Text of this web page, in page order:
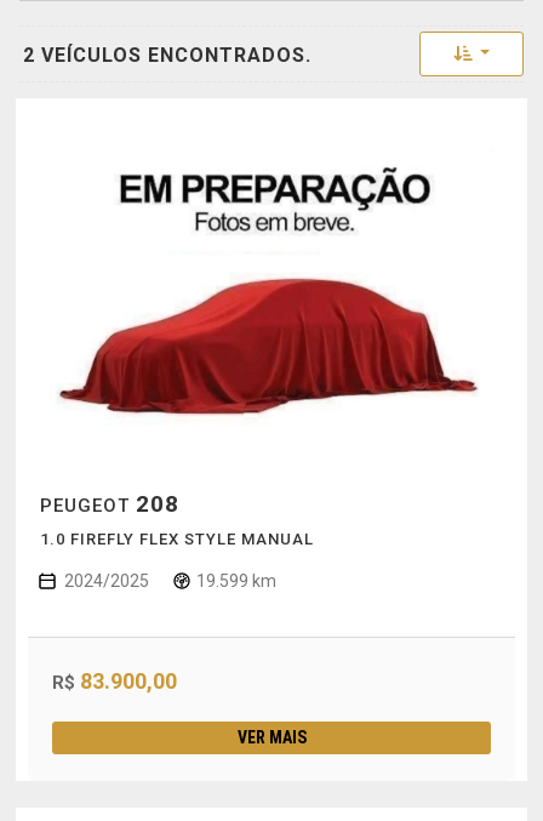
2 VEÍCULOS ENCONTRADOS. Toggle
PEUGEOT 208
1.0 FIREFLY FLEX STYLE MANUAL
2024/2025 19.599 km
R$ 83.900,00
VER MAIS